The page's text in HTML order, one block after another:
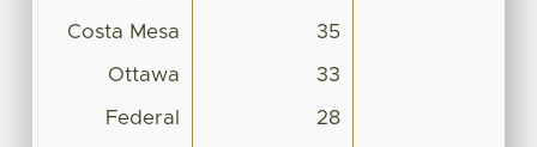
Costa Mesa 35
Ottawa 33
Federal 28